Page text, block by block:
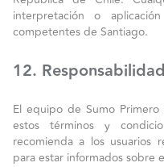
interpretación o
competentes de Santiago.
12.
El equipo de Sumo
estos términos y
recomienda a los usuarios
para estar informados sobre